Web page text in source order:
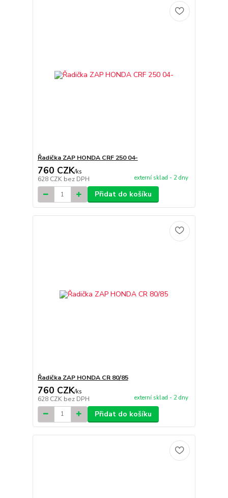
Řadička ZAP HONDA CRF 250 04-
760 CZK/ks
628 CZK bez DPH externí sklad - 2 dny
Přidat do košíku
Řadička ZAP HONDA CR 80/85
760 CZK/ks
628 CZK bez DPH externí sklad - 2 dny
Přidat do košíku